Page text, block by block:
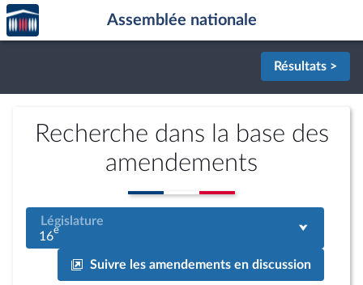
Aller au contenu
Aller en bas de la page
Accèder
à la
page
Assemblée nationale
Résultats >
Recherche dans la base des
amendements
Législature
16e
Suivre les amendements en discussion